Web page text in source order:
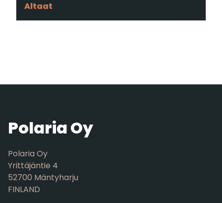
Altaat
Polaria Oy
Polaria Oy
Yrittäjäntie 4
52700 Mäntyharju
FINLAND